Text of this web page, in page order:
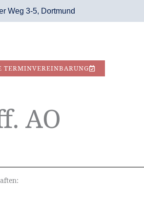
Weg 3-5, Dortmund
TERMINVEREINBARUNG
AO